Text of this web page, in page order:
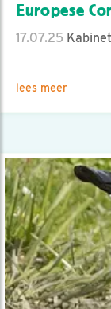
Europese
17.07.25
lees meer